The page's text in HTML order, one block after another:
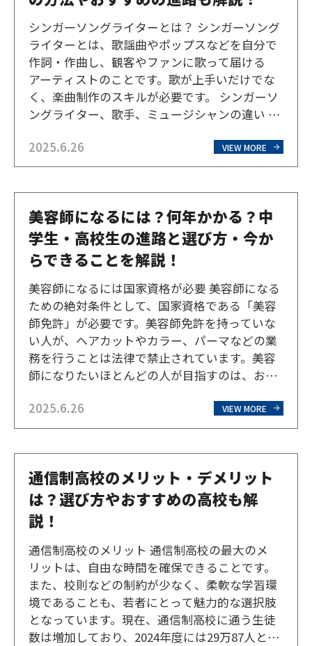
シンガーソングライターとは？ シンガーソング
ライターとは、歌謡曲やポップスなどを自分で
作詞・作曲し、観客やファンに歌って届ける
アーティストのことです。歌が上手いだけでな
く、楽曲制作のスキルが必要です。 シンガーソ
ングライター、歌手、ミュージシャンの違い ま
ましょう。 シンガーソングライター 自分で作
詞・作曲した楽曲を自ら歌い、歌詞や曲の中に
2025.6.26 VIEW MORE
美容師になるには？何年かかる？中
学生・高校生の進路と選び方・今か
らできることを解説！
美容師になるには国家資格が必要 美容師になる
ための絶対条件として、国家資格である「美容
師免許」が必要です。美容師免許を持っていな
い人が、ヘアカットやカラー、パーマなどの業
務を行うことは法律で禁止されています。美容
師になりたいほとんどの人が目指すのは、お客
しょう。美容師免許は必須ですので、まずは免
許について解説していきます。 美容師免許を取
2025.6.26 VIEW MORE
通信制高校のメリット・デメリット
は？選び方やおすすめの高校も解
説！
通信制高校のメリット 通信制高校の最大のメ
リットは、自由な時間を確保できることです。
また、校則などの制約が少なく、柔軟な学習環
境であることも、若者にとって魅力的な選択肢
となっています。現在、通信制高校に通う生徒
数は増加しており、2024年度には29万87人とな